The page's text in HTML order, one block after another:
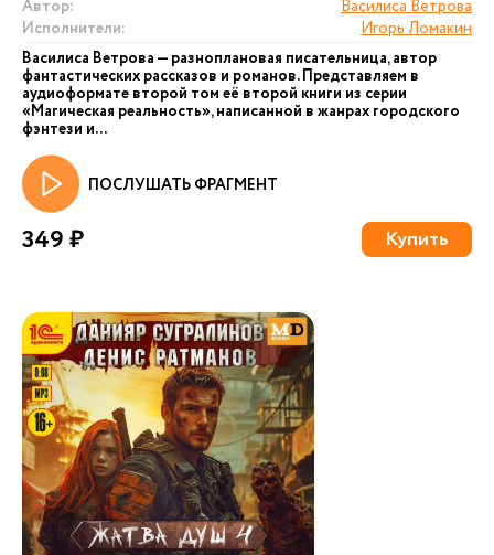
Автор:
Василиса Ветрова
Исполнители:
Игорь Ломакин
Василиса Ветрова — разноплановая писательница, автор
фантастических рассказов и романов. Представляем в
аудиоформате второй том её второй книги из серии
«Магическая реальность», написанной в жанрах городского
фэнтези и...
ПОСЛУШАТЬ ФРАГМЕНТ
349 ₽ Купить